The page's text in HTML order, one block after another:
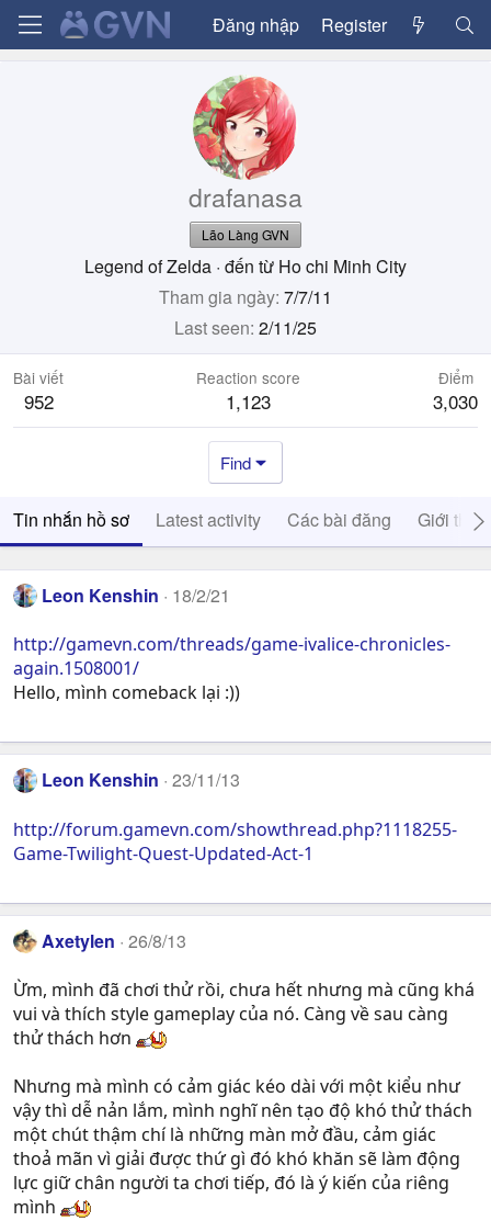
Đăng nhập Register
drafanasa
Lão Làng GVN
Legend of Zelda · đến từ Ho chi Minh City
Tham gia ngày 7/7/11
Last seen 2/11/25
Bài viết
952
Reaction score
1,123
Điểm
3,030
Find
Tin nhắn hồ sơ Latest activity Các bài đăng Giới thiệu
Leon Kenshin 18/2/21
http://gamevn.com/threads/game-ivalice-chronicles-
again.1508001/
Hello, mình comeback lại :))
Leon Kenshin 23/11/13
http://forum.gamevn.com/showthread.php?1118255-
Game-Twilight-Quest-Updated-Act-1
Axetylen 26/8/13
Ừm, mình đã chơi thử rồi, chưa hết nhưng mà cũng khá
vui và thích style gameplay của nó. Càng về sau càng
thử thách hơn
Nhưng mà mình có cảm giác kéo dài với một kiểu như
vậy thì dễ nản lắm, mình nghĩ nên tạo độ khó thử thách
một chút thậm chí là những màn mở đầu, cảm giác
thoả mãn vì giải được thứ gì đó khó khăn sẽ làm động
lực giữ chân người ta chơi tiếp, đó là ý kiến của riêng
mình